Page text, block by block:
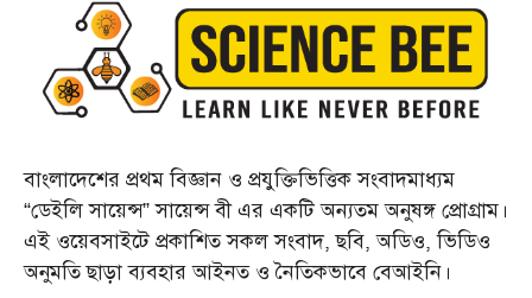
বাংলাদেশের প্রথম বিজ্ঞান ও প্রযুক্তিভিত্তিক সংবাদমাধ্যম
“ডেইলি সায়েন্স” সায়েন্স বী এর একটি অন্যতম অনুষঙ্গ প্রোগ্রাম।
এই ওয়েবসাইটে প্রকাশিত সকল সংবাদ, ছবি, অডিও, ভিডিও
অনুমতি ছাড়া ব্যবহার আইনত ও নৈতিকভাবে বেআইনি।